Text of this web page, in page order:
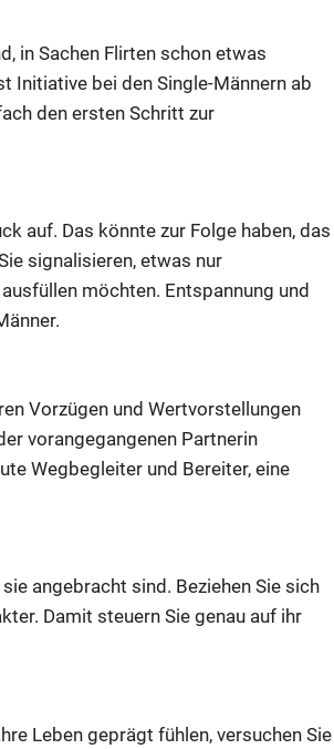
in Sachen Flirten schon etwas
Initiative bei den Single-Männern ab
den ersten Schritt zur
auf. Das könnte zur Folge haben, das
signalisieren, etwas nur
möchten. Entspannung und
Vorzügen und Wertvorstellungen
vorangegangenen Partnerin
Wegbegleiter und Bereiter, eine
angebracht sind. Beziehen Sie sich
Damit steuern Sie genau auf ihr
Leben geprägt fühlen, versuchen Sie